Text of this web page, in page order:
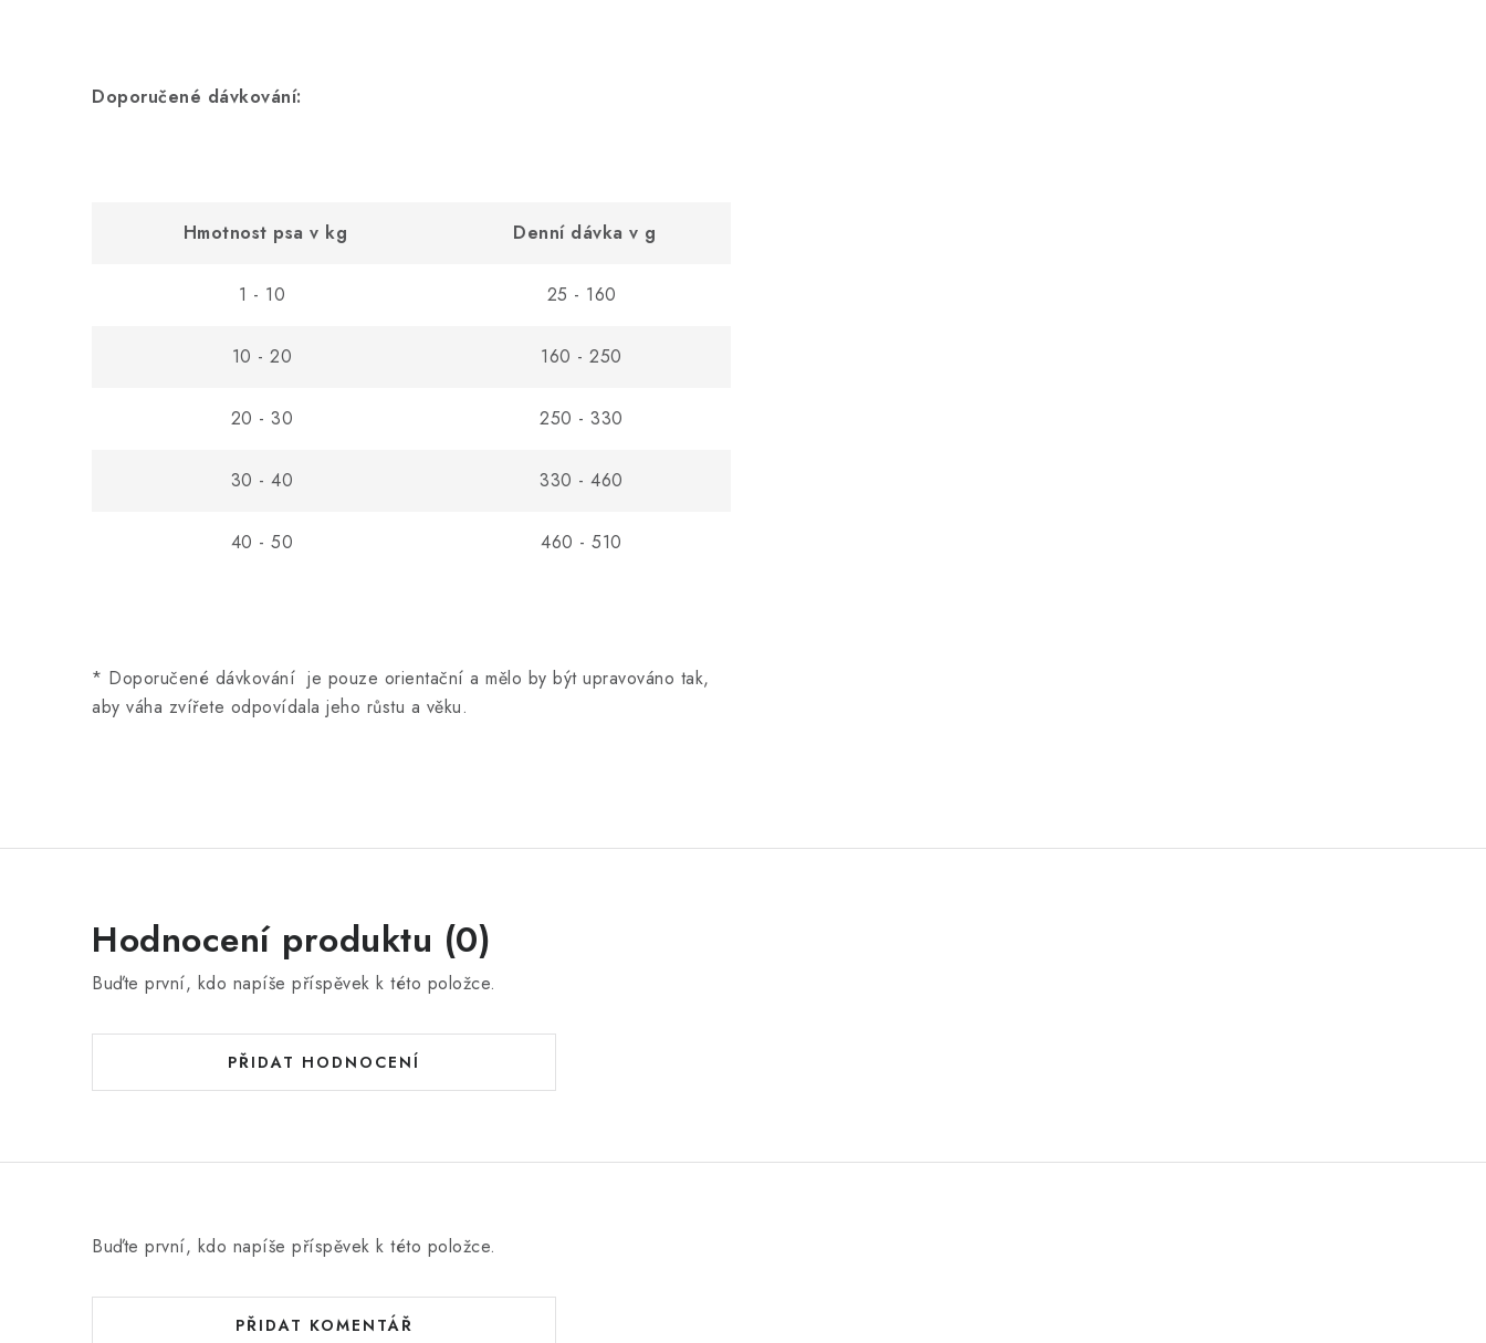
Doporučené dávkování:
Hmotnost psa v kg Denní dávka v g
1 - 10 25 - 160
10 - 20 160 - 250
20 - 30 250 - 330
30 - 40 330 - 460
40 - 50 460 - 510
* Doporučené dávkování je pouze orientační a mělo by být upravováno tak,
aby váha zvířete odpovídala jeho růstu a věku.
Hodnocení produktu (0)
Buďte první, kdo napíše příspěvek k této položce.
PŘIDAT HODNOCENÍ
Buďte první, kdo napíše příspěvek k této položce.
PŘIDAT KOMENTÁŘ